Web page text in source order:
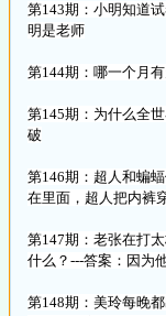
第143期：小明知道
明是老师
第144期：哪一个月
第145期：为什么全
破
第146期：超人和蝙
在里面，超人把内裤
第147期：老张在打
什么？---答案：因为
第148期：美玲每晚